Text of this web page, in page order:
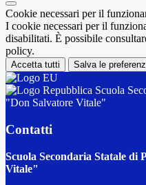
Cookie necessari per il
I cookie necessari per il
disabilitati. È possibile
policy.
Accetta tutti Salva le
Scuola
"Don Salvatore Vitale"
Contatti
Scuola Secondaria Statale
Vitale"